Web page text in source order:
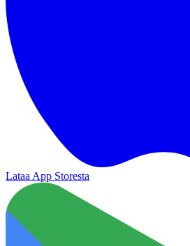
Lataa App Storesta